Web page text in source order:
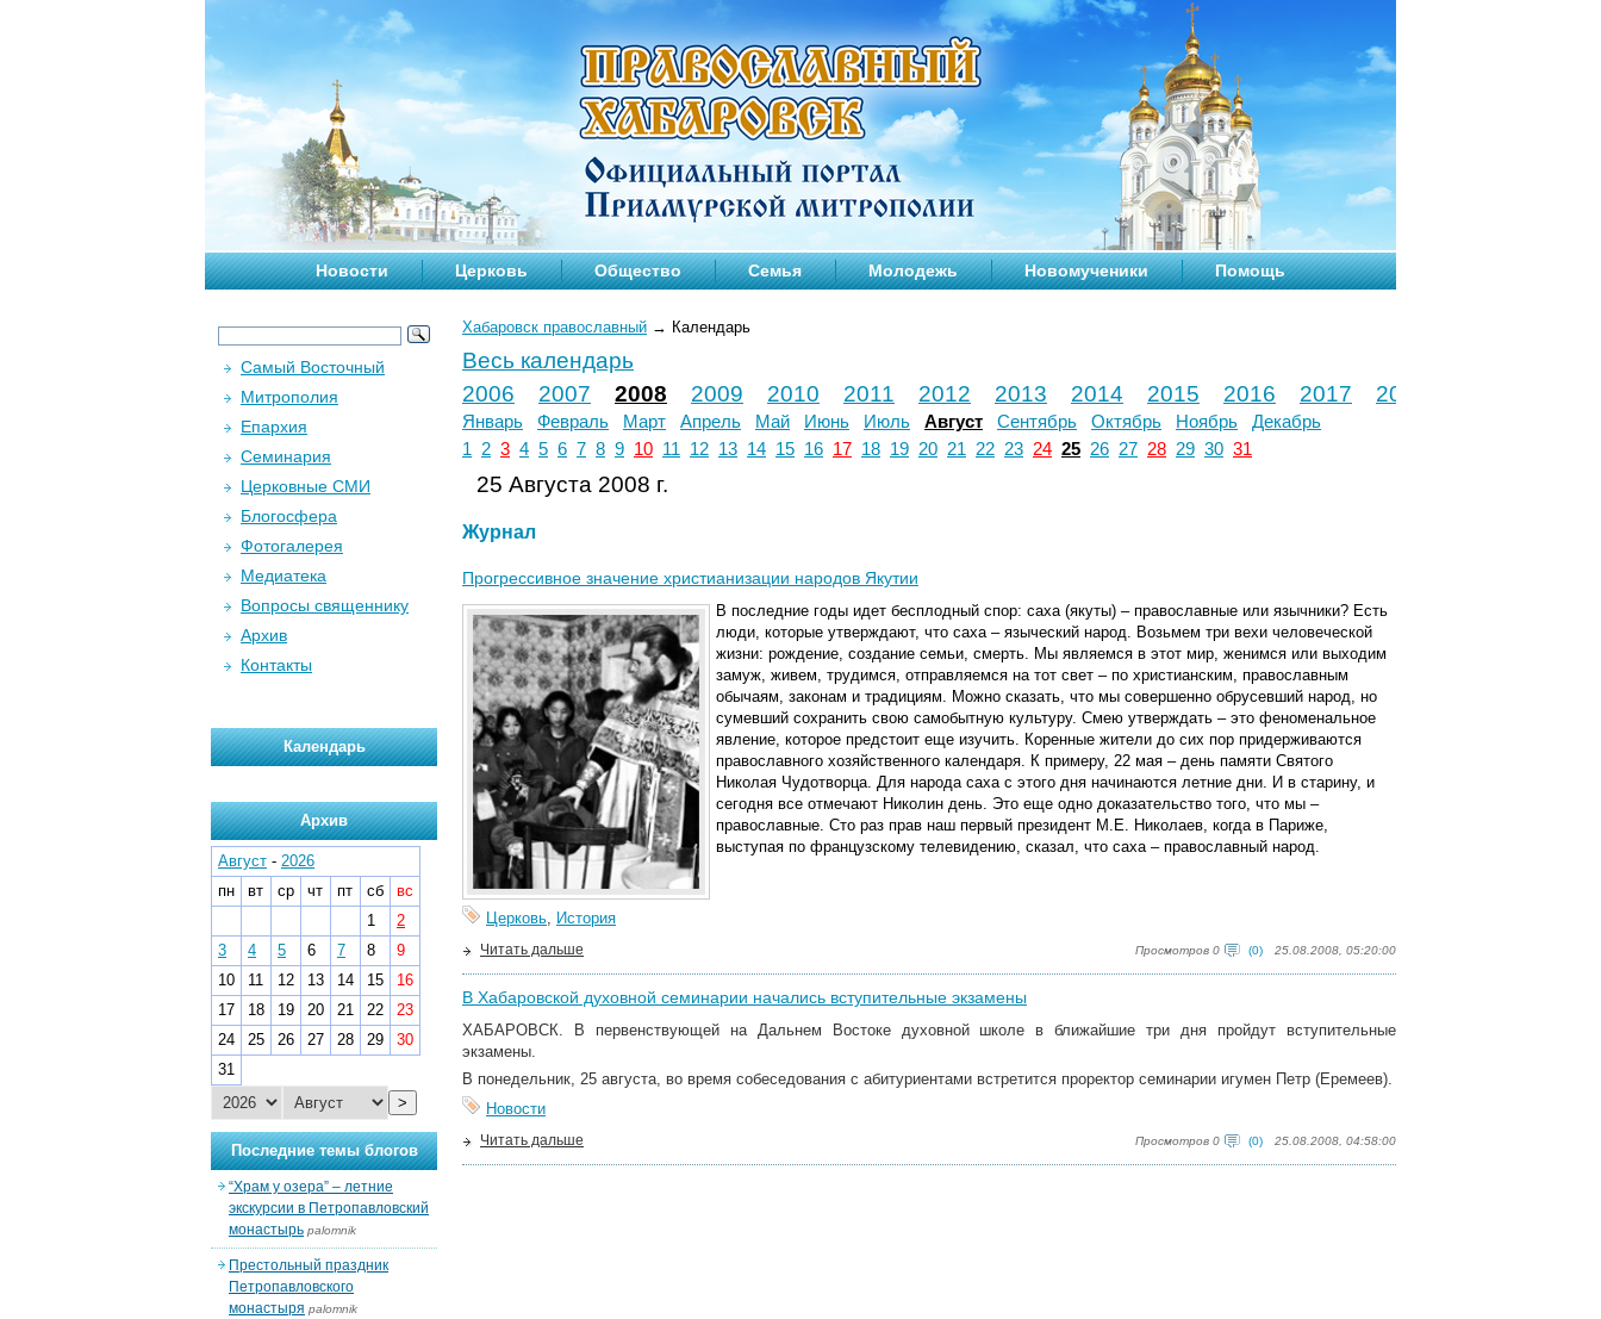
Новости Церковь Общество Семья Молодежь Новомученики Помощь
Хабаровск православный → Календарь
Весь календарь
2006
2007 2008 2009 2010 2011 2012 2013 2014 2015 2016 2017 2018
Январь Февраль Март Апрель Май Июнь Июль Август Сентябрь Октябрь Ноябрь
Декабрь
1
2 3 4 5 6 7 8 9 10 11 12 13 14 15 16 17 18 19 20 21 22 23 24 25 26 27 28 29 30 31
25 Августа 2008 г.
Журнал
Прогрессивное значение христианизации народов Якутии
В последние годы идет бесплодный спор: саха (якуты) – православные или язычники? Есть
люди, которые утверждают, что саха – языческий народ. Возьмем три вехи человеческой
жизни: рождение, создание семьи, смерть. Мы являемся в этот мир, женимся или выходим
замуж, живем, трудимся, отправляемся на тот свет – по христианским, православным
обычаям, законам и традициям. Можно сказать, что мы совершенно обрусевший народ, но
сумевший сохранить свою самобытную культуру. Смею утверждать – это феноменальное
явление, которое предстоит еще изучить. Коренные жители до сих пор придерживаются
православного хозяйственного календаря. К примеру, 22 мая – день памяти Святого
Николая Чудотворца. Для народа саха с этого дня начинаются летние дни. И в старину, и
сегодня все отмечают Николин день. Это еще одно доказательство того, что мы –
православные. Сто раз прав наш первый президент М.Е. Николаев, когда в Париже,
выступая по французскому телевидению, сказал, что саха – православный народ.
Церковь, История
Просмотров 0 (0) 25.08.2008, 05:20:00
Читать дальше
В Хабаровской духовной семинарии начались вступительные экзамены
ХАБАРОВСК. В первенствующей на Дальнем Востоке духовной школе в ближайшие три дня пройдут вступительные
экзамены.
В понедельник, 25 августа, во время собеседования с абитуриентами встретится проректор семинарии игумен Петр (Еремеев).
Новости
Просмотров 0 (0) 25.08.2008, 04:58:00
Читать дальше
Самый Восточный
Митрополия
Епархия
Семинария
Церковные СМИ
Блогосфера
Фотогалерея
Медиатека
Вопросы священнику
Архив
Контакты
Календарь
Архив
Август - 2026
пн
вт ср чт пт сб
вс
1
2
3
4 5 6 7 8
9
10
11 12 13 14 15
16
17
18 19 20 21 22
23
24
25 26 27 28 29
30
31
>
Последние темы блогов
“Храм у озера” – летние
экскурсии в Петропавловский
монастырь palomnik
Престольный праздник
Петропавловского
монастыря palomnik